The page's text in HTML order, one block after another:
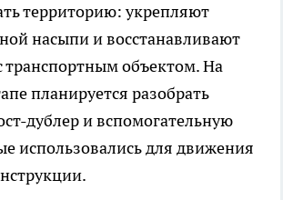
территорию: укрепляют
насыпи и восстанавливают
транспортным объектом. На
планируется разобрать
дублер и вспомогательную
использовались для движения